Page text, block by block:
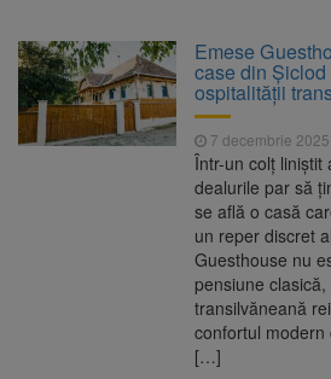
preventiv după atacul asupra
„răpește copii”
10 august 2026
A căzut
în Piatra Craiului. Turist salvat de
Zărnești
Concert cu intrare
Făgăraș, pe 14 august. Cvartetul
aduce pe scenă muzicieni brașoveni
Emese
case din
ospitalității
7 decembrie 2025
Într-un colț liniștit
dealurile par să
se află o casă
un reper discret
Guesthouse nu
pensiune
transilvăneană
confortul modern
[…]